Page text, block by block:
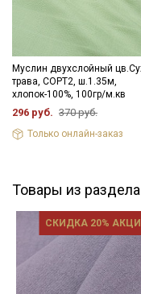
Муслин двухслойный
трава, СОРТ2, ш.1.35м,
хлопок-100%, 100гр/м.кв
296 руб. 370 руб.
Только онлайн-заказ
Товары из
СКИДКА 20%